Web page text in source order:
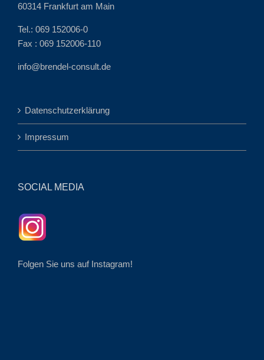
60314 Frankfurt am Main
Tel.: 069 152006-0
Fax : 069 152006-110
info@brendel-consult.de
Datenschutzerklärung
Impressum
SOCIAL MEDIA
Folgen Sie uns auf Instagram!